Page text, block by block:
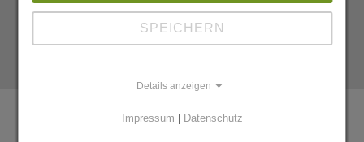
SPEICHERN
Details anzeigen
Impressum | Datenschutz